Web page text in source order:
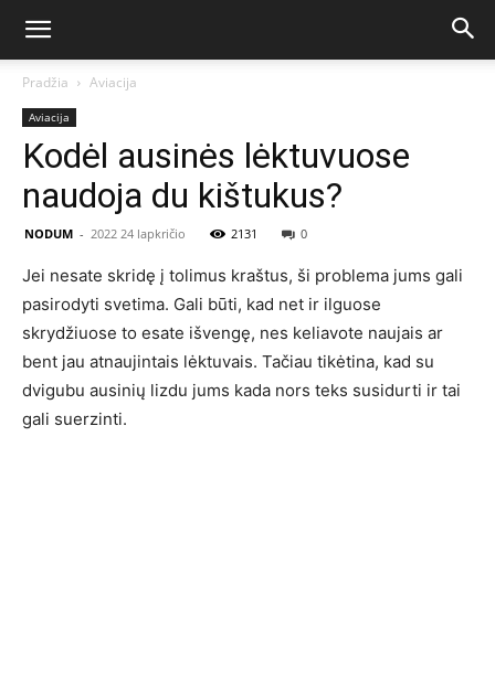
Pradžia Aviacija
Aviacija
Kodėl ausinės lėktuvuose
naudoja du kištukus?
NODUM - 2022 24 lapkričio 2131 0
Jei nesate skridę į tolimus kraštus, ši problema jums gali
pasirodyti svetima. Gali būti, kad net ir ilguose
skrydžiuose to esate išvengę, nes keliavote naujais ar
bent jau atnaujintais lėktuvais. Tačiau tikėtina, kad su
dvigubu ausinių lizdu jums kada nors teks susidurti ir tai
gali suerzinti.